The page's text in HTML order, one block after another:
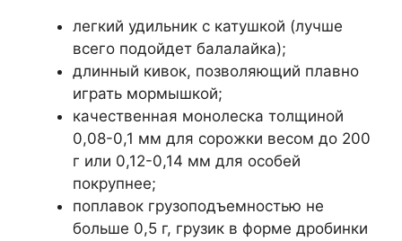
легкий удильник с катушкой (лучше
всего подойдет балалайка);
длинный кивок, позволяющий плавно
играть мормышкой;
качественная монолеска толщиной
0,08-0,1 мм для сорожки весом до 200
г или 0,12-0,14 мм для особей
покрупнее;
поплавок грузоподъемностью не
больше 0,5 г, грузик в форме дробинки